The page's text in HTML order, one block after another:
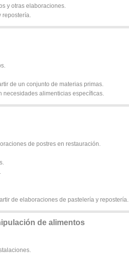
y otras elaboraciones.
repostería.
de un conjunto de materias primas.
necesidades alimenticias específicas.
de postres en restauración.
de elaboraciones de pastelería y repostería.
de alimentos